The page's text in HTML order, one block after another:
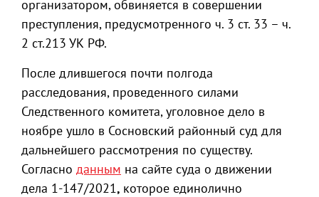
организатором, обвиняется в совершении
преступления, предусмотренного ч. 3 ст. 33 – ч.
2 ст.213 УК РФ.
После длившегося почти полгода
расследования, проведенного силами
Следственного комитета, уголовное дело в
ноябре ушло в Сосновский районный суд для
дальнейшего рассмотрения по существу.
Согласно данным на сайте суда о движении
дела 1-147/2021, которое единолично